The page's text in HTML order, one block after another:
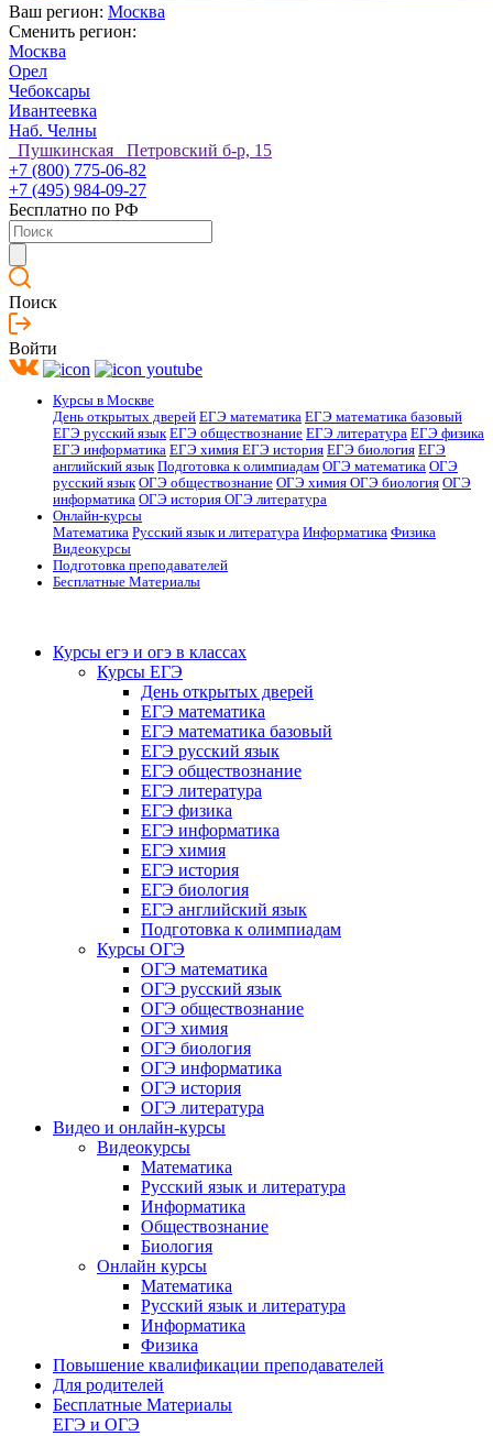
Ваш регион: Москва
Сменить регион:
Москва
Орел
Чебоксары
Ивантеевка
Наб. Челны
Пушкинская Петровский б-р, 15
+7 (800) 775-06-82
+7 (495) 984-09-27
Бесплатно по РФ
Поиск
Войти
Курсы в Москве
День открытых дверей ЕГЭ математика ЕГЭ математика базовый
ЕГЭ русский язык ЕГЭ обществознание ЕГЭ литература ЕГЭ физика
ЕГЭ информатика ЕГЭ химия ЕГЭ история ЕГЭ биология ЕГЭ
английский язык Подготовка к олимпиадам ОГЭ математика ОГЭ
русский язык ОГЭ обществознание ОГЭ химия ОГЭ биология ОГЭ
информатика ОГЭ история ОГЭ литература
Онлайн-курсы
Математика Русский язык и литература Информатика Физика
Видеокурсы
Подготовка преподавателей
Бесплатные Материалы
Курсы егэ и огэ в классах
Курсы ЕГЭ
День открытых дверей
ЕГЭ математика
ЕГЭ математика базовый
ЕГЭ русский язык
ЕГЭ обществознание
ЕГЭ литература
ЕГЭ физика
ЕГЭ информатика
ЕГЭ химия
ЕГЭ история
ЕГЭ биология
ЕГЭ английский язык
Подготовка к олимпиадам
Курсы ОГЭ
ОГЭ математика
ОГЭ русский язык
ОГЭ обществознание
ОГЭ химия
ОГЭ биология
ОГЭ информатика
ОГЭ история
ОГЭ литература
Видео и онлайн-курсы
Видеокурсы
Математика
Русский язык и литература
Информатика
Обществознание
Биология
Онлайн курсы
Математика
Русский язык и литература
Информатика
Физика
Повышение квалификации преподавателей
Для родителей
Бесплатные Материалы
ЕГЭ и ОГЭ